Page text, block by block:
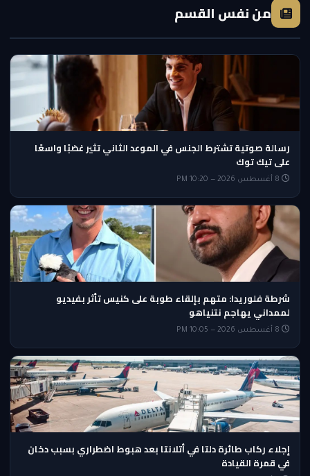
من نفس القسم
رسالة صوتية تشترط الجنس في الموعد الثاني تثير غضبًا واسعًا
على تيك توك
شرطة فلوريدا: متهم بإلقاء طوبة على كنيس تأثر بفيديو
لممداني يهاجم نتنياهو
إجلاء ركاب طائرة دلتا في أتلانتا بعد هبوط اضطراري بسبب دخان
في قمرة القيادة